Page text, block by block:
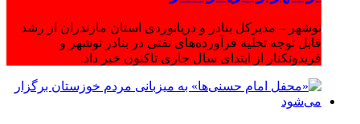
نوشهر – مدیرکل بنادر و دریانوردی استان مازندران از رشد
قابل توجه تخلیه فرآورده‌های نفتی در بنادر نوشهر و
فریدونکنار از ابتدای سال جاری تاکنون خبر داد.